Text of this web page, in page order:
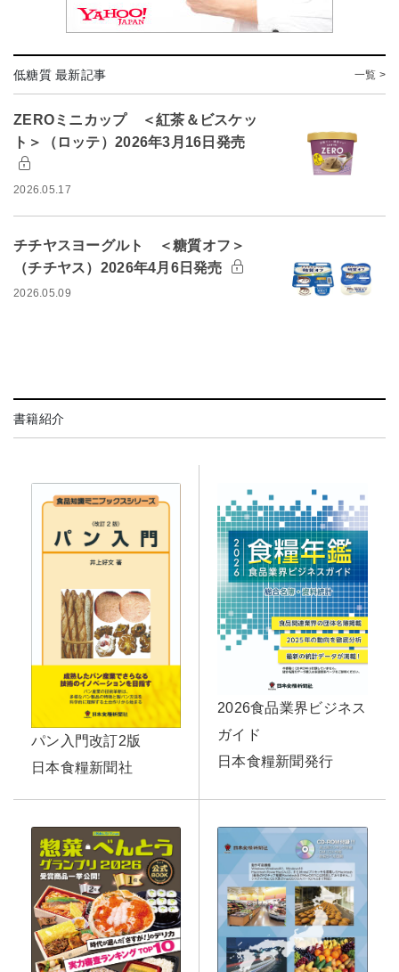
低糖質 最新記事 一覧 >
ZEROミニカップ ＜紅茶＆ビスケッ
ト＞（ロッテ）2026年3月16日発売
2026.05.17
チチヤスヨーグルト ＜糖質オフ＞
（チチヤス）2026年4月6日発売
2026.05.09
書籍紹介
パン入門改訂2版
日本食糧新聞社
2026食品業界ビジネス
ガイド
日本食糧新聞発行